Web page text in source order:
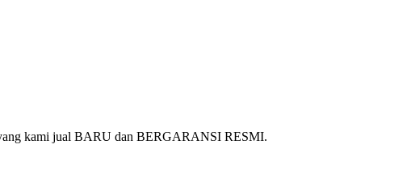
kami jual BARU dan BERGARANSI RESMI.